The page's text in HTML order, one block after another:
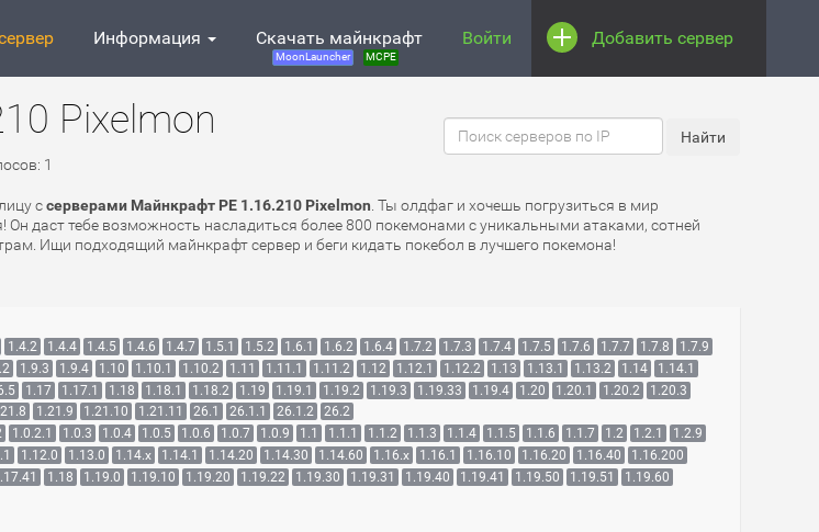
Информация Скачать майнкрафт
MoonLauncher MCPE
Войти Добавить сервер
Pixelmon
1
ссерверами Майнкрафт PE 1.16.210 Pixelmon . Ты олдфаг и хочешь погрузиться в мир
Он даст тебе возможность насладиться более 800 покемонами с уникальными атаками, сотней
Ищи подходящий майнкрафт сервер и беги кидать покебол в лучшего покемона!
1.4.2 1.4.4 1.4.5 1.4.6 1.4.7 1.5.1 1.5.2 1.6.1 1.6.2 1.6.4 1.7.2 1.7.3 1.7.4 1.7.5 1.7.6 1.7.7 1.7.8
1.7.9
1.9.3 1.9.4 1.10 1.10.1 1.10.2 1.11 1.11.1 1.11.2 1.12 1.12.1 1.12.2 1.13 1.13.1 1.13.2 1.14
1.14.1
1.17 1.17.1 1.18 1.18.1 1.18.2 1.19 1.19.1 1.19.2 1.19.3 1.19.33 1.19.4 1.20 1.20.1 1.20.2
1.20.3
1.21.9 1.21.10 1.21.11 26.1 26.1.1 26.1.2 26.2
1.0.2.1 1.0.3 1.0.4 1.0.5 1.0.6 1.0.7 1.0.9 1.1 1.1.1 1.1.2 1.1.3 1.1.4 1.1.5 1.1.6 1.1.7 1.2 1.2.1
1.2.9
1.12.0 1.13.0 1.14.x 1.14.1 1.14.20 1.14.30 1.14.60 1.16.x 1.16.1 1.16.10 1.16.20 1.16.40
1.16.200
1.18 1.19.0 1.19.10 1.19.20 1.19.22 1.19.30 1.19.31 1.19.40 1.19.41 1.19.50 1.19.51
1.19.60